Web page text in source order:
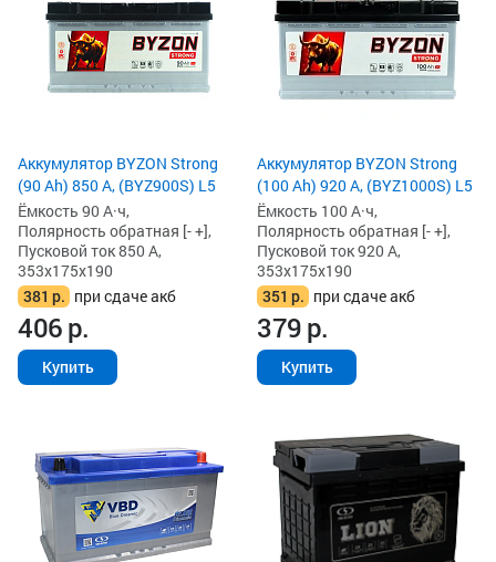
Аккумулятор BYZON Strong
(90 Ah) 850 А, (BYZ900S) L5
Ёмкость 90 А·ч,
Полярность обратная [- +],
Пусковой ток 850 А,
353x175x190
381 р. при сдаче акб
406р.
Купить
Аккумулятор BYZON Strong
(100 Ah) 920 А, (BYZ1000S) L5
Ёмкость 100 А·ч,
Полярность обратная [- +],
Пусковой ток 920 А,
353x175x190
351 р. при сдаче акб
379р.
Купить